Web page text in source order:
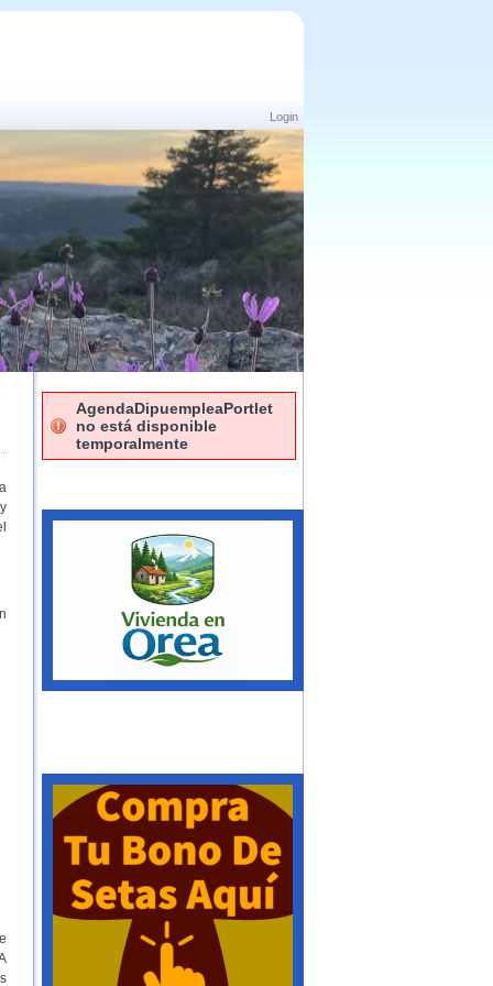
Login
AgendaDipuempleaPortlet
no está disponible
temporalmente